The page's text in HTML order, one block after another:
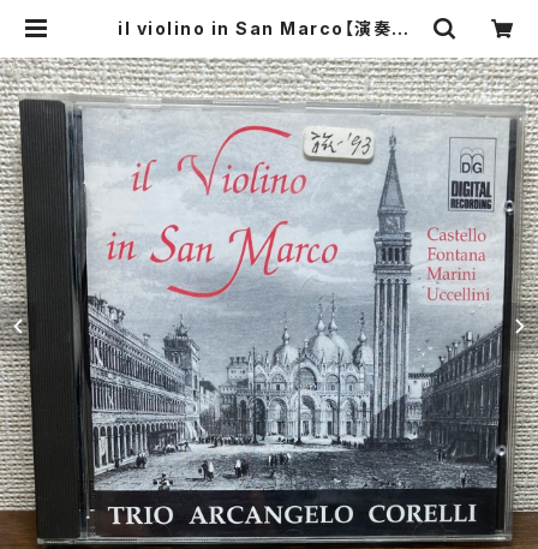
il violino in San Marco【演奏者：
ド会社：MUSIPRODUKTION DAB
RINGHAUS UND GRIMM 1993年
| Birds' Tale Collective